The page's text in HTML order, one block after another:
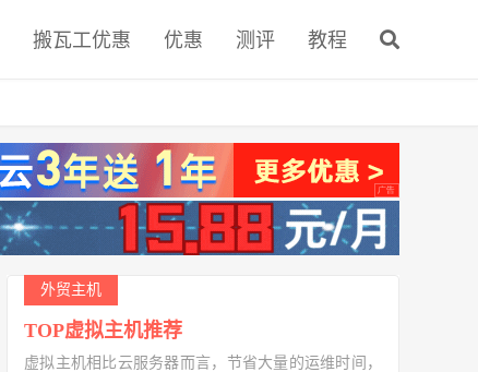
搬瓦工优惠 优惠 测评 教程
外贸主机
TOP虚拟主机推荐
虚拟主机相比云服务器而言，节省大量的运维时间，